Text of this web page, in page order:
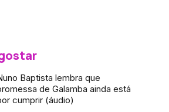
Baptista lembra que
de Galamba ainda está
cumprir (áudio)